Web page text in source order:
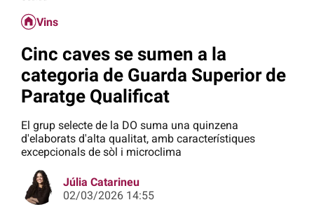
Vins
Cinc caves se sumen a la
categoria de Guarda Superior de
Paratge Qualificat
El grup selecte de la DO suma una quinzena
d'elaborats d'alta qualitat, amb característiques
excepcionals de sòl i microclima
Júlia Catarineu
02/03/2026 14:55